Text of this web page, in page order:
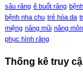
sâu răng ê buốt răng
bệnh nha chu trẻ hóa da
miệng nâng mũi nâng
phục hình răng
Thống kê truy